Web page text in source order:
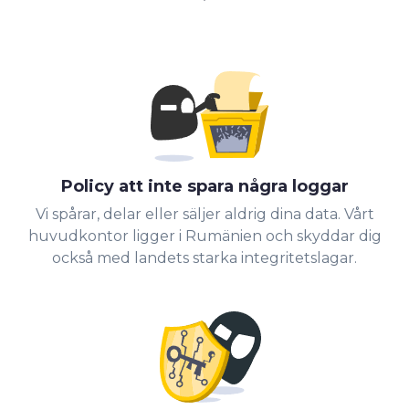
Policy att inte spara några loggar
Vi spårar, delar eller säljer aldrig dina data. Vårt
huvudkontor ligger i Rumänien och skyddar dig
också med landets starka integritetslagar.